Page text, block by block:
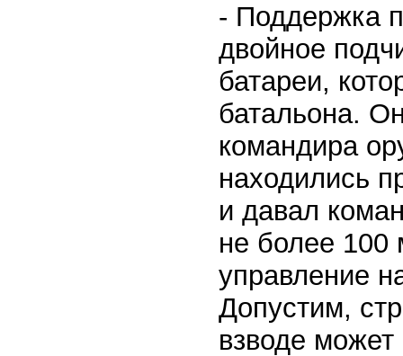
- Поддержка
двойное
батареи,
батальона.
командира
находились
и давал
не более 100
управление
Допустим,
взводе